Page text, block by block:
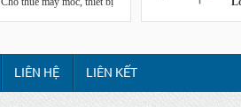
LIÊN HỆ LIÊN KẾT